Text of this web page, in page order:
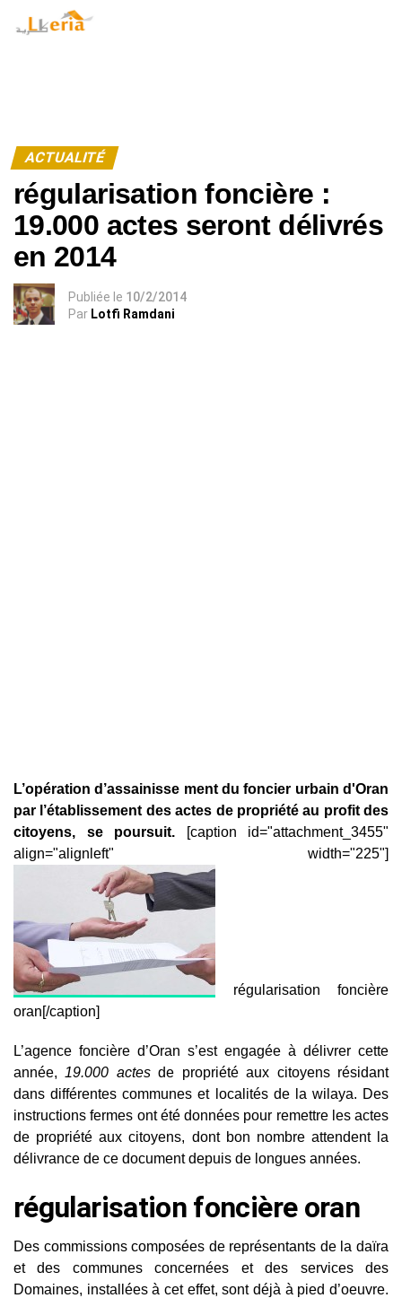
Warning: Undefined array key "id_user" in
/home/lkeria/public_html/model-amp.php
ACTUALITÉ
régularisation foncière :
19.000 actes seront délivrés
en 2014
Publiée le 10/2/2014
Par Lotfi Ramdani
L’opération d’assainisse ment du foncier urbain d'Oran
par l’établissement des actes de propriété au profit des
citoyens, se poursuit.
[caption id="attachment_3455"
align="alignleft" width="225"]
régularisation foncière
oran[/caption]
L’agence foncière d’Oran s’est engagée à délivrer cette
année, 19.000 actesde propriété aux citoyens résidant
dans différentes communes et localités de la wilaya. Des
instructions fermes ont été données pour remettre les actes
de propriété aux citoyens, dont bon nombre attendent la
délivrance de ce document depuis de longues années.
régularisation foncière oran
Des commissions composées de représentants de la daïra
et des communes concernées et des services des
Domaines, installées à cet effet, sont déjà à pied d’oeuvre.